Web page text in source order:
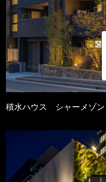
積水ハウス シャーメゾ